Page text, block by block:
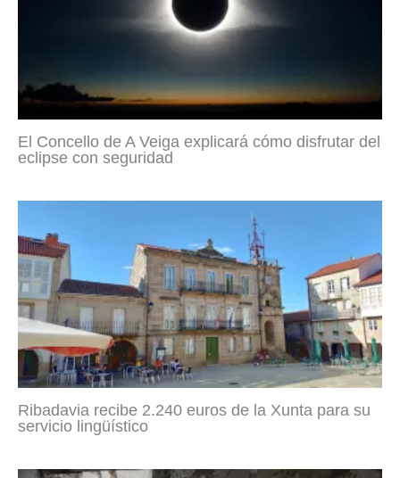
El Concello de A Veiga explicará cómo disfrutar del
eclipse con seguridad
Ribadavia recibe 2.240 euros de la Xunta para su
servicio lingüístico